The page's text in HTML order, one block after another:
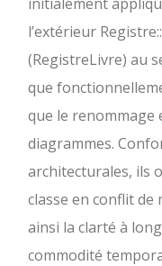
l’extérieur
(RegistreLivre) au
que
que le renommage
diagrammes.
architecturales, ils
classe en conflit
ainsi la clarté à
commodité